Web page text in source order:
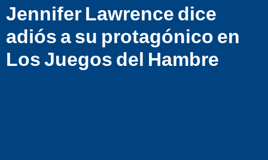
Jennifer Lawrence dice
adiós a su protagónico en
Los Juegos del Hambre